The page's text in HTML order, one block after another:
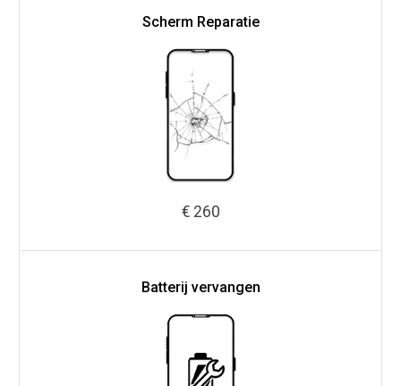
Scherm Reparatie
€ 260
Batterij vervangen